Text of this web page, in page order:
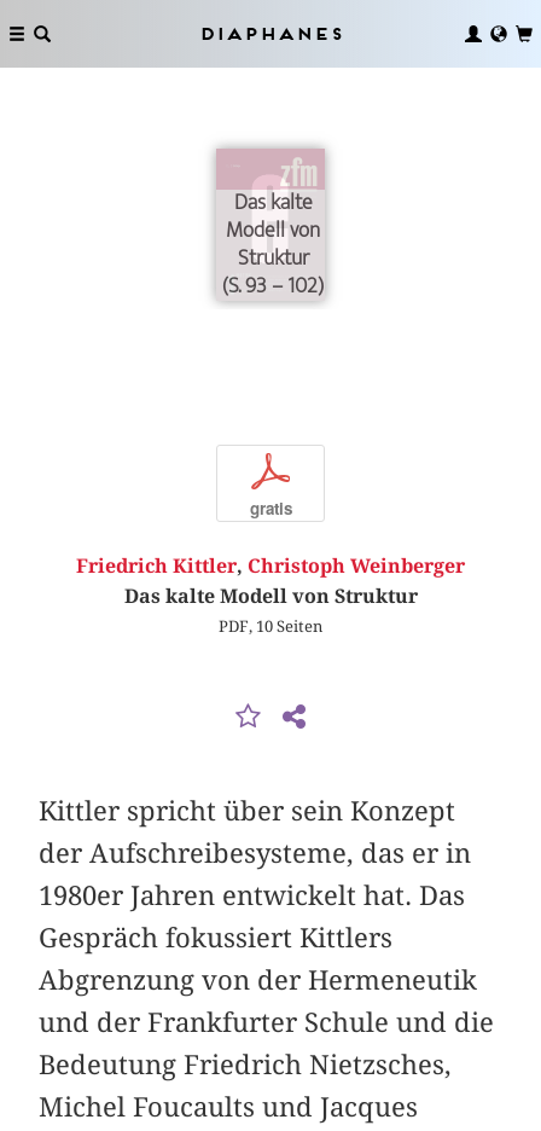
Diaphanes
Das kalte
Modell von
Struktur
(S. 93 – 102)
p
gratis
Friedrich Kittler, Christoph Weinberger
Das kalte Modell von Struktur
PDF, 10 Seiten
Kittler spricht über sein Konzept
der Aufschreibesysteme, das er in
1980er Jahren entwickelt hat. Das
Gespräch fokussiert Kittlers
Abgrenzung von der Hermeneutik
und der Frankfurter Schule und die
Bedeutung Friedrich Nietzsches,
Michel Foucaults und Jacques